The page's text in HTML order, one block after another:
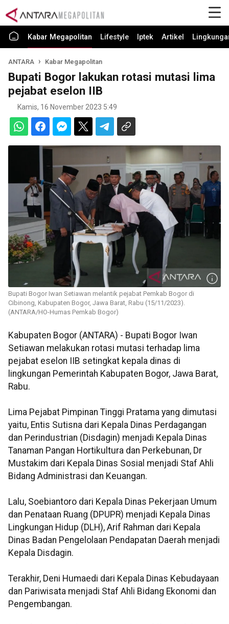
Kabar Megapolitan Lifestyle Iptek Artikel
ANTARA Kabar Megapolitan
Bupati Bogor lakukan rotasi mutasi lima
pejabat eselon IIB
Kamis, 16 November 2023 5:49
Bupati Bogor Iwan Setiawan melantik pejabat Pemkab Bogor di
Cibinong, Kabupaten Bogor, Jawa Barat, Rabu (15/11/2023).
(ANTARA/HO-Humas Pemkab Bogor)
Kabupaten Bogor (ANTARA) - Bupati Bogor Iwan
Setiawan melakukan rotasi mutasi terhadap lima
pejabat eselon IIB setingkat kepala dinas di
lingkungan Pemerintah Kabupaten Bogor, Jawa Barat,
Rabu.
Lima Pejabat Pimpinan Tinggi Pratama yang dimutasi
yaitu, Entis Sutisna dari Kepala Dinas Perdagangan
dan Perindustrian (Disdagin) menjadi Kepala Dinas
Tanaman Pangan Hortikultura dan Perkebunan, Dr
Mustakim dari Kepala Dinas Sosial menjadi Staf Ahli
Bidang Administrasi dan Keuangan.
Lalu, Soebiantoro dari Kepala Dinas Pekerjaan Umum
dan Penataan Ruang (DPUPR) menjadi Kepala Dinas
Lingkungan Hidup (DLH), Arif Rahman dari Kepala
Dinas Badan Pengelolaan Pendapatan Daerah menjadi
Kepala Disdagin.
Terakhir, Deni Humaedi dari Kepala Dinas Kebudayaan
dan Pariwisata menjadi Staf Ahli Bidang Ekonomi dan
Pengembangan.